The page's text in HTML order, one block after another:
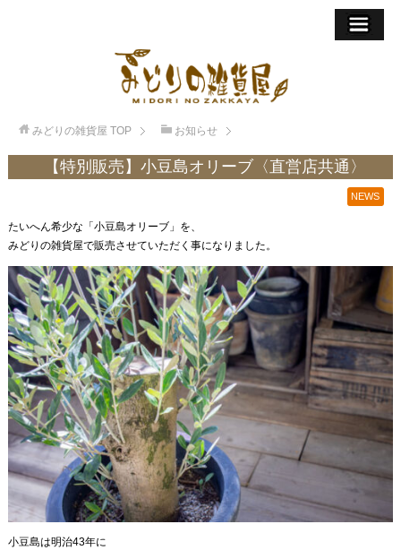
みどりの雑貨屋 TOP お知らせ
【特別販売】小豆島オリーブ〈直営店共通〉
NEWS
たいへん希少な「小豆島オリーブ」を、
みどりの雑貨屋で販売させていただく事になりました。
小豆島は明治43年に